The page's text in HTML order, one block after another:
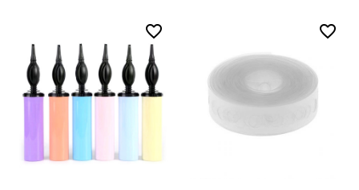
favorite_border favorite_border